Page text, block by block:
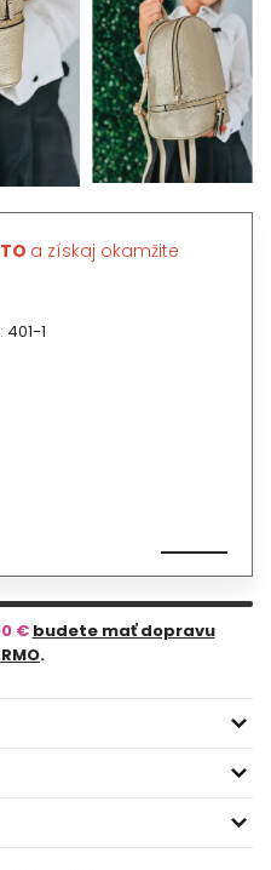
a získaj okamžite
401-1
€ budete mať dopravu
.